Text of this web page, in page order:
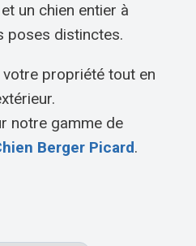
un chien entier à
poses distinctes.
propriété tout en
notre gamme de
Berger Picard.